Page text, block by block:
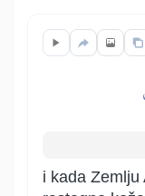
i kada Zemlju